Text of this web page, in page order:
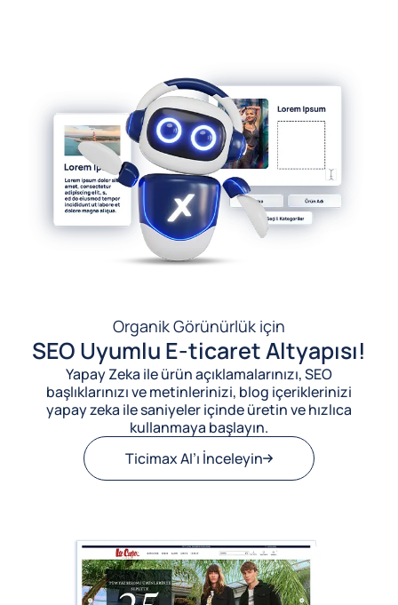
Organik Görünürlük için
SEO Uyumlu E-ticaret Altyapısı!
Yapay Zeka ile ürün açıklamalarınızı, SEO
başlıklarınızı ve metinlerinizi, blog içeriklerinizi
yapay zeka ile saniyeler içinde üretin ve hızlıca
kullanmaya başlayın.
Ticimax AI’ı İnceleyin